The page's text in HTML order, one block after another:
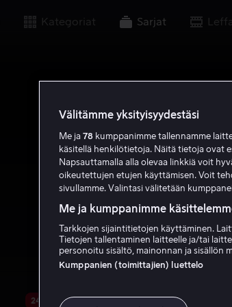
Kategoriat Sarjat
24 päivää jäljellä
Välitämme yksityisyydestäsi
Me ja 78 kumppanimme tallennamme
käsitellä henkilötietoja. Näitä tietoja ovat
Napsauttamalla alla olevaa linkkiä voit
oikeutettujen etujen käyttämisen. Voit
sivullamme. Valintasi välitetään
Me ja kumppanimme
Tarkkojen sijaintitietojen käyttäminen.
Tietojen tallentaminen laitteelle ja/tai
personoitu sisältö, mainonnan ja sisällön
Kumppanien (toimittajien) luettelo